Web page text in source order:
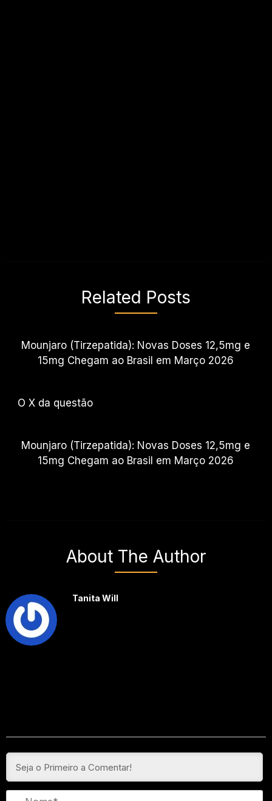
Related Posts
Mounjaro (Tirzepatida): Novas Doses 12,5mg e
15mg Chegam ao Brasil em Março 2026
O X da questão
Mounjaro (Tirzepatida): Novas Doses 12,5mg e
15mg Chegam ao Brasil em Março 2026
About The Author
Tanita Will